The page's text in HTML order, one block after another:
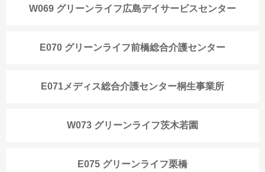
W069 グリーンライフ広島デイサービスセンター
E070 グリーンライフ前橋総合介護センター
E071メディス総合介護センター桐生事業所
W073 グリーンライフ茨木若園
E075 グリーンライフ栗橋